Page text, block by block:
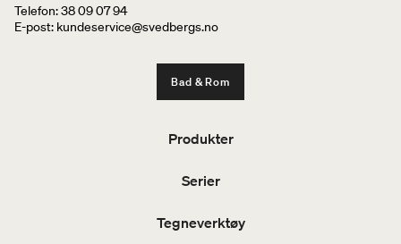
Telefon: 38 09 07 94
E-post: kundeservice@svedbergs.no
Bad & Rom
Produkter
Serier
Tegneverktøy